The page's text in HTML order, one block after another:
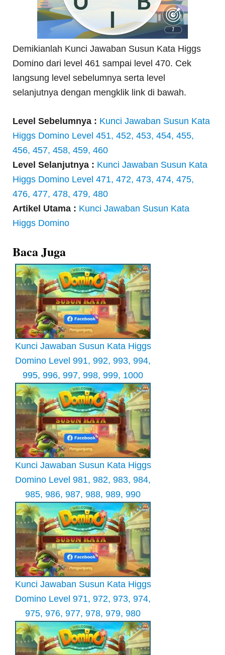
Demikianlah Kunci Jawaban Susun Kata Higgs
Domino dari level 461 sampai level 470. Cek
langsung level sebelumnya serta level
selanjutnya dengan mengklik link di bawah.
Level Sebelumnya : Kunci Jawaban Susun Kata
Higgs Domino Level 451, 452, 453, 454, 455,
456, 457, 458, 459, 460
Level Selanjutnya : Kunci Jawaban Susun Kata
Higgs Domino Level 471, 472, 473, 474, 475,
476, 477, 478, 479, 480
Artikel Utama : Kunci Jawaban Susun Kata
Higgs Domino
Baca Juga
Kunci Jawaban Susun Kata Higgs
Domino Level 991, 992, 993, 994,
995, 996, 997, 998, 999, 1000
Kunci Jawaban Susun Kata Higgs
Domino Level 981, 982, 983, 984,
985, 986, 987, 988, 989, 990
Kunci Jawaban Susun Kata Higgs
Domino Level 971, 972, 973, 974,
975, 976, 977, 978, 979, 980